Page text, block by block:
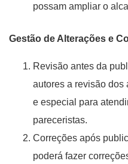
possam ampliar o
Gestão de Alterações e
Revisão antes da
autores a revisão dos
e especial para
pareceristas.
Correções após
poderá fazer